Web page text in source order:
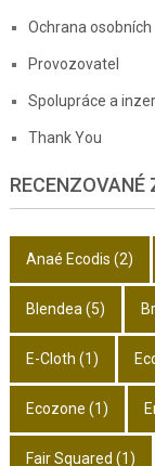
Ochrana osobních
Provozovatel
Spolupráce a
Thank You
RECENZOVANÉ
Anaé Ecodis (2)
Blendea (5)
E-Cloth (1)
Ecozone (1)
Fair Squared (1)